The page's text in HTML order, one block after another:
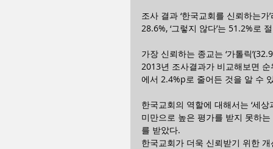
조사 결과 ‘한국교회를 신뢰하는가
28.6%, ‘그렇지 않다’는 51.2%로
가장 신뢰하는 종교는 ‘가톨릭
2013년 조사결과가 비교해보면
에서 2.4%p로 줄어든 것을 알 수
한국교회의 역할에 대해서는 ‘세상
미만으로 높은 평가를 받지 못하
를 받았다.
한국교회가 더욱 신뢰받기 위한